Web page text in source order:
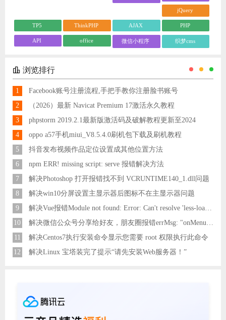
jQuery
TP5 ThinkPHP AJAX PHP
API office 微信小程序 织梦cms
浏览排行
1
Facebook账号注册流程,手把手教你注册脸书账号
2
（2026）最新 Navicat Premium 17激活永久教程
3
phpstorm 2019.2.1最新版激活码及破解教程更新至2024
4
oppo a57手机miui_V8.5.4.0刷机包下载及刷机教程
5
抖音发布视频作品定位设置成其他位置方法
6
npm ERR! missing script: serve 报错解决方法
7
解决Photoshop 打开报错找不到 VCRUNTIME140_1.dll问题
8
解决win10分屏设置主显示器后图标不在主显示器问题
9
解决Vue报错Module not found: Error: Can't resolve 'less-loader' in 'C:\Users\Hm\Desktop\vue\vue_shop'问题
10
解决微信公众号分享给好友，朋友圈报错errMsg: "onMenuShareAppMessage:fail, the permission value is offline verifying"
11
解决Centos7执行安装命令显示您需要 root 权限执行此命令
12
解决Linux 宝塔装完了提示“请先安装Web服务器！”